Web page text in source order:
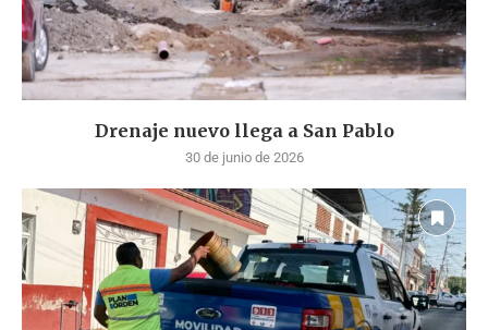
Drenaje nuevo llega a San Pablo
30 de junio de 2026